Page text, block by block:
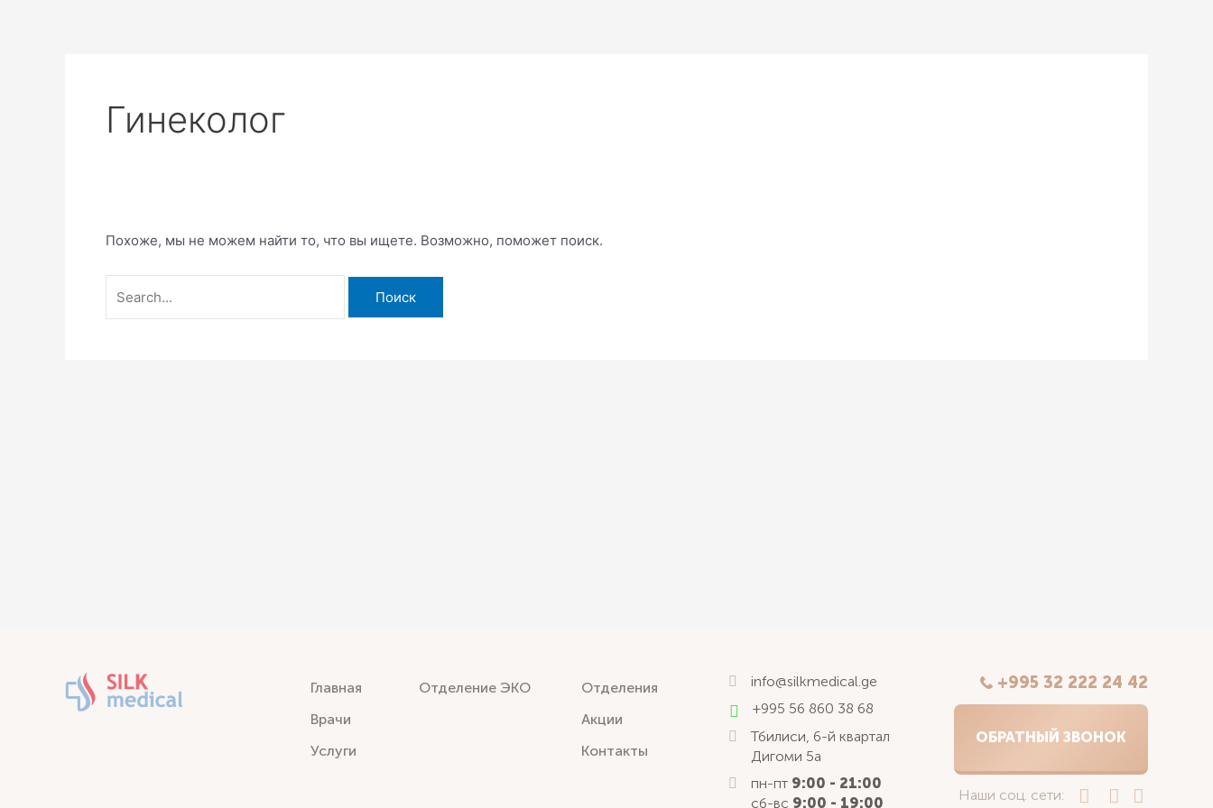
Гинеколог
Похоже, мы не можем найти то, что вы ищете. Возможно, поможет поиск.
Главная
Врачи
Услуги
Отделение ЭКО
Отделения
Акции
Контакты
info@silkmedical.ge
+995 56 860 38 68
Тбилиси, 6-й квартал
Дигоми 5а
пн-пт 9:00 - 21:00
сб-вс 9:00 - 19:00
+995 32 222 24 42
ОБРАТНЫЙ ЗВОНОК
Наши соц. сети: